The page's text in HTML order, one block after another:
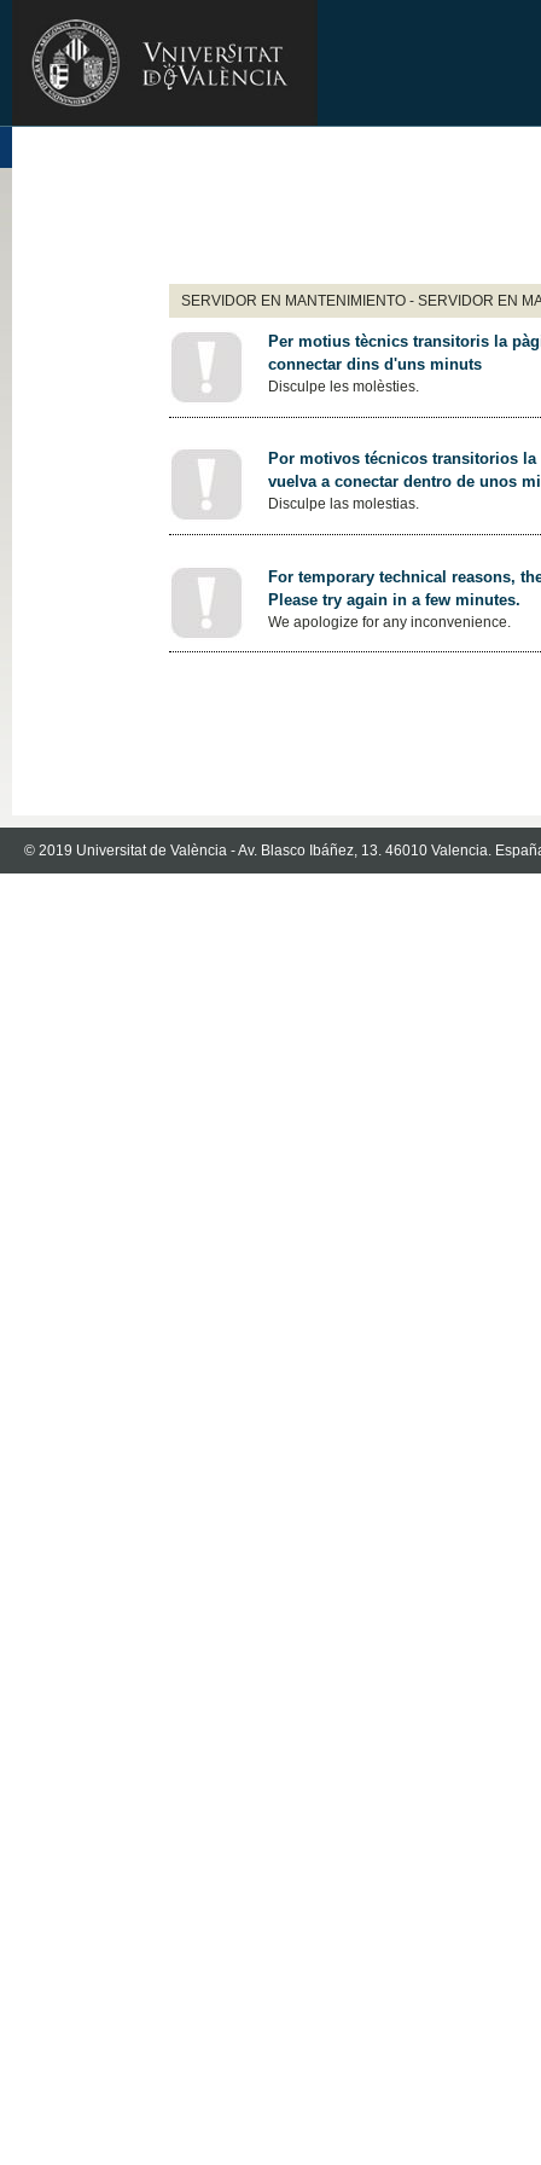
SERVIDOR EN MANTENIMIENTO - SERVIDOR EN
Per motius tècnics transitoris la
connectar dins d'uns minuts
Disculpe les molèsties.
Por motivos técnicos transitorios
vuelva a conectar dentro de unos
Disculpe las molestias.
For temporary technical reasons,
Please try again in a few minutes.
We apologize for any inconvenience.
© 2019 Universitat de València - Av. Blasco Ibáñez, 13. 46010 Valencia.